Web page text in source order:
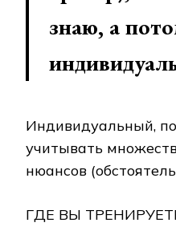
знаю, а
Индивидуальный,
учитывать
нюансов
ГДЕ ВЫ